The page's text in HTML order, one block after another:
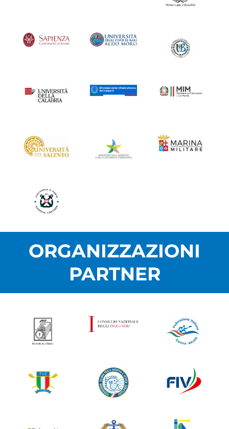
ORGANIZZAZIONI
PARTNER